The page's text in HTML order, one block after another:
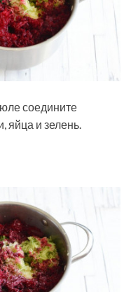
соедините
яйца и зелень.